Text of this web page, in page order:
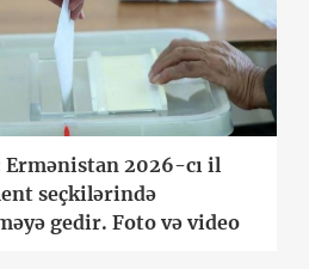
Ermənistan 2026-cı il
seçkilərində
gedir. Foto və video